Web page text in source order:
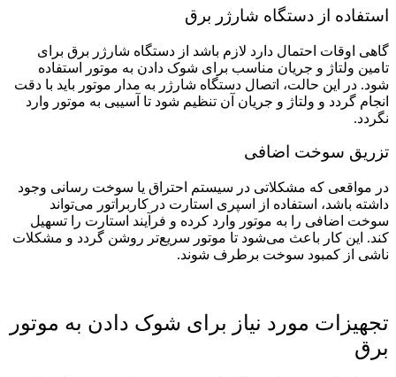
استفاده از دستگاه شارژر برق
گاهی اوقات احتمال دارد لازم باشد از دستگاه شارژر برق برای
تامین ولتاژ و جریان مناسب برای شوک دادن به موتور استفاده
شود. در این حالت، اتصال دستگاه شارژر به مدار موتور باید با دقت
انجام گردد و ولتاژ و جریان آن تنظیم شود تا آسیبی به موتور وارد
نگردد.
تزریق سوخت اضافی
در مواقعی که مشکلاتی در سیستم احتراق یا سوخت ‌رسانی وجود
داشته باشد، استفاده از اسپری استارت در کاربراتور می‌تواند
سوخت اضافی را به موتور وارد کرده و فرآیند استارت را تسهیل
کند. این کار باعث می‌شود تا موتور سریع‌تر روشن گردد و مشکلات
ناشی از کمبود سوخت برطرف شوند.
تجهیزات مورد نیاز برای شوک دادن به موتور
برق